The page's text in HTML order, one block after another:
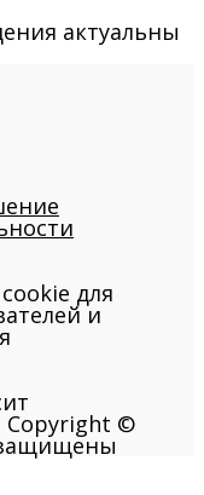
актуальны
для
и
Copyright ©
защищены